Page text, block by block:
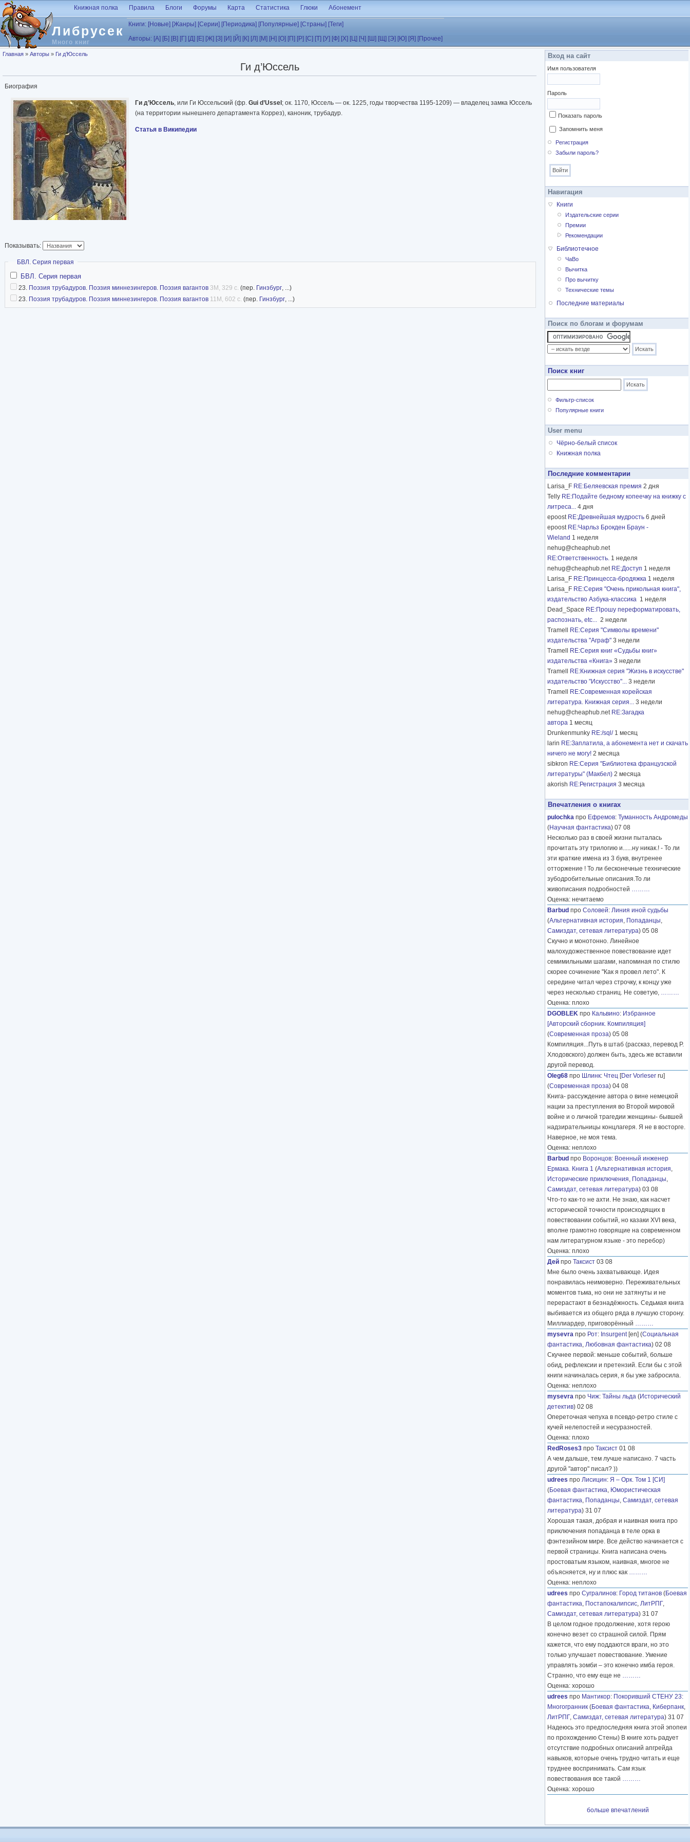
Перейти к основному содержанию
Либрусек
Много книг
Книжная полка Правила Блоги Форумы Карта Статистика Глюки Абонемент
Книги: [Новые] [Жанры] [Серии] [Периодика] [Популярные] [Страны] [Теги]
Авторы: [А] [Б] [В] [Г] [Д] [Е] [Ж] [З] [И] [Й] [К] [Л] [М] [Н] [О] [П] [Р] [С] [Т] [У] [Ф] [Х] [Ц] [Ч] [Ш] [Щ] [Э] [Ю] [Я] [Прочее]
Вы здесь
Главная » Авторы » Ги д’Юссель
Ги д’Юссель
Биография
Ги д’Юссель, или Ги Юссельский (фр. Gui d’Ussel; ок. 1170, Юссель — ок. 1225, годы творчества 1195-1209) — владелец замка Юссель
(на территории нынешнего департамента Коррез), каноник, трубадур.
Статья в Википедии
Показывать:
Скрыть
БВЛ. Серия первая
БВЛ. Серия первая
23. Поэзия трубадуров. Поэзия миннезингеров. Поэзия вагантов 3M, 329 с. (пер. Гинзбург, ...)
23. Поэзия трубадуров. Поэзия миннезингеров. Поэзия вагантов 11M, 602 с. (пер. Гинзбург, ...)
Вход на сайт
Имя пользователя
Пароль
Показать пароль
Запомнить меня
Регистрация
Забыли пароль?
Навигация
Книги
Издательские серии
Премии
Рекомендации
Библиотечное
ЧаВо
Вычитка
Про вычитку
Технические темы
Последние материалы
Поиск по блогам и форумам
Поиск книг
Фильтр-список
Популярные книги
User menu
Чёрно-белый список
Книжная полка
Последние комментарии
Larisa_F RE:Беляевская премия 2 дня
Telly RE:Подайте бедному копеечку на книжку с
литреса... 4 дня
epoost RE:Древнейшая мудрость 6 дней
epoost RE:Чарльз Брокден Браун -
Wieland 1 неделя
nehug@cheaphub.net
RE:Ответственность. 1 неделя
nehug@cheaphub.net RE:Доступ 1 неделя
Larisa_F RE:Принцесса-бродяжка 1 неделя
Larisa_F RE:Серия "Очень прикольная книга",
издательство Азбука-классика 1 неделя
Dead_Space RE:Прошу переформатировать,
распознать, etc... 2 недели
Tramell
RE:Серия "Символы времени"
издательства "Аграф" 3 недели
Tramell
RE:Серия книг «Судьбы книг»
издательства «Книга» 3 недели
Tramell
RE:Книжная серия "Жизнь в искусстве"
издательство "Искусство"... 3 недели
Tramell
RE:Современная корейская
литература. Книжная серия... 3 недели
nehug@cheaphub.net RE:Загадка
автора 1 месяц
Drunkenmunky RE:/sql/ 1 месяц
larin RE:Заплатила, а абонемента нет и скачать
ничего не могу! 2 месяца
sibkron RE:Серия "Библиотека французской
литературы" (Макбел) 2 месяца
akorish RE:Регистрация 3 месяца
Впечатления о книгах
pulochka про Ефремов: Туманность Андромеды
(Научная фантастика) 07 08
Несколько раз в своей жизни пыталась
прочитать эту трилогию и......ну никак.! - То ли
эти краткие имена из 3 букв, внутренее
отторжение ! То ли бесконечные технические
зубодробительные описания.То ли
живописания подробностей ………
Оценка: нечитаемо
Barbud про Соловей: Линия иной судьбы
(Альтернативная история, Попаданцы,
Самиздат, сетевая литература) 05 08
Скучно и монотонно. Линейное
малохудожественное повествование идет
семимильными шагами, напоминая по стилю
скорее сочинение "Как я провел лето". К
середине читал через строчку, к концу уже
через несколько страниц. Не советую, ………
Оценка: плохо
DGOBLEK про Кальвино: Избранное
[Авторский сборник. Компиляция]
(Современная проза) 05 08
Компиляция...Путь в штаб (рассказ, перевод Р.
Хлодовского) должен быть, здесь же вставили
другой перевод.
Oleg68 про Шлинк: Чтец [Der Vorleser ru]
(Современная проза) 04 08
Книга- рассуждение автора о вине немецкой
нации за преступления во Второй мировой
войне и о личной трагедии женщины- бывшей
надзирательницы концлагеря. Я не в восторге.
Наверное, не моя тема.
Оценка: неплохо
Barbud про Воронцов: Военный инженер
Ермака. Книга 1 (Альтернативная история,
Исторические приключения, Попаданцы,
Самиздат, сетевая литература) 03 08
Что-то как-то не ахти. Не знаю, как насчет
исторической точности происходящих в
повествовании событий, но казаки XVI века,
вполне грамотно говорящие на современном
нам литературном языке - это перебор)
Оценка: плохо
Дей про Таксист 03 08
Мне было очень захватывающе. Идея
понравилась неимоверно. Переживательных
моментов тьма, но они не затянуты и не
перерастают в безнадёжность. Седьмая книга
выбивается из общего ряда в лучшую сторону.
Миллиардер, приговорённый ………
mysevra про Рот: Insurgent[en] (Социальная
фантастика, Любовная фантастика) 02 08
Скучнее первой: меньше событий, больше
обид, рефлексии и претензий. Если бы с этой
книги начиналась серия, я бы уже забросила.
Оценка: неплохо
mysevra про Чиж: Тайны льда (Исторический
детектив) 02 08
Опереточная чепуха в псевдо-ретро стиле с
кучей нелепостей и несуразностей.
Оценка: плохо
RedRoses3 про Таксист 01 08
А чем дальше, тем лучше написано. 7 часть
другой "автор" писал? ))
udrees про Лисицин: Я – Орк. Том 1 [СИ]
(Боевая фантастика, Юмористическая
фантастика, Попаданцы, Самиздат, сетевая
литература) 31 07
Хорошая такая, добрая и наивная книга про
приключения попаданца в теле орка в
фэнтезийном мире. Все действо начинается с
первой страницы. Книга написана очень
простоватым языком, наивная, многое не
объясняется, ну и плюс как ………
Оценка: неплохо
udrees про Сугралинов: Город титанов (Боевая
фантастика, Постапокалипсис, ЛитРПГ,
Самиздат, сетевая литература) 31 07
В целом годное продолжение, хотя герою
конечно везет со страшной силой. Прям
кажется, что ему поддаются враги, но это
только улучшает повествование. Умение
управлять зомби – это конечно имба героя.
Странно, что ему еще не ………
Оценка: хорошо
udrees про Мантикор: Покоривший СТЕНУ 23:
Многогранник (Боевая фантастика, Киберпанк,
ЛитРПГ, Самиздат, сетевая литература) 31 07
Надеюсь это предпоследняя книга этой эпопеи
по прохождению Стены) В книге хоть радует
отсутствие подробных описаний апгрейда
навыков, которые очень трудно читать и еще
труднее воспринимать. Сам язык
повествования все такой ………
Оценка: хорошо
больше впечатлений